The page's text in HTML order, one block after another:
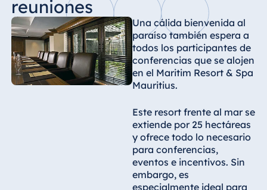
reuniones
Una cálida bienvenida al
paraíso también espera a
todos los participantes de
conferencias que se alojen
en el Maritim Resort & Spa
Mauritius.
Este resort frente al mar se
extiende por 25 hectáreas
y ofrece todo lo necesario
para conferencias,
eventos e incentivos. Sin
embargo, es
especialmente ideal para